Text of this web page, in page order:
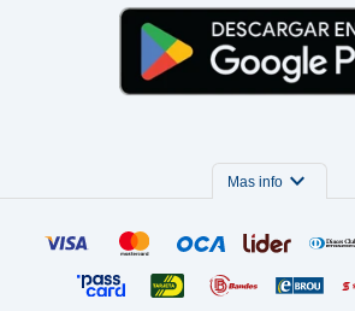
Mas info expand_more